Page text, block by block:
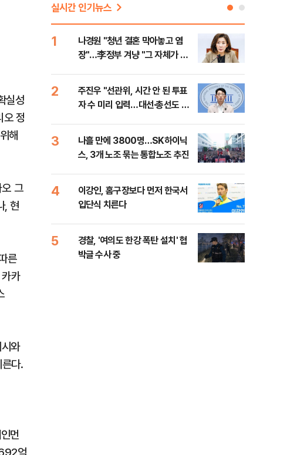
실성
오 정
해
그
, 현
른
카
와
다.
먼
실시간 인기뉴스
1
나경원 "청년 결혼 막아놓고 염
장"…李정부 겨냥 "그 자체가 결
2
주진우 "선관위, 시간 안 된 투표
자 수 미리 입력…대선·총선도 수
3
나흘 만에 3800명…SK하이닉
스, 3개 노조 묶는 통합노조 추진
4
이강인, 홈구장보다 먼저 한국서
입단식 치른다
5
경찰, '여의도 한강 폭탄 설치' 협
박글 수사 중